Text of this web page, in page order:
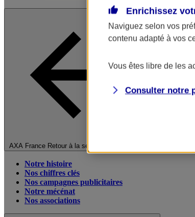
AXA France Retour à la section précédente
Notre histoire
Nos chiffres clés
Nos campagnes publicitaires
Notre mécénat
Nos associations
Enrichissez
Naviguez selon vos
contenu adapté à vos
Vous êtes libre de les
Consulter notre